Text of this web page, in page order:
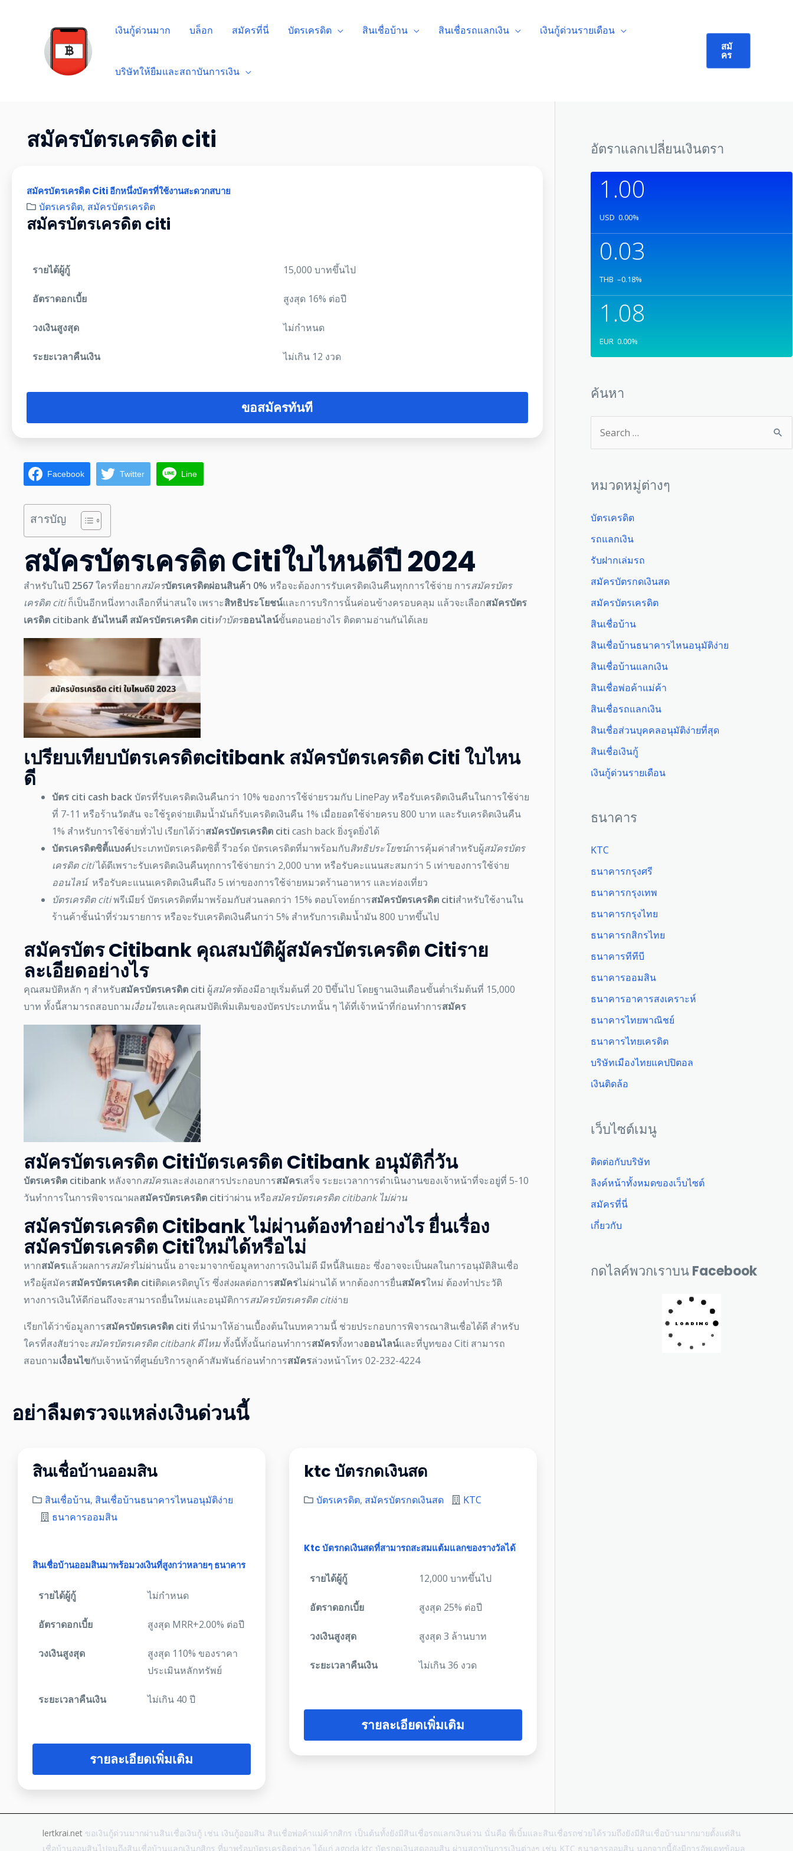
เงินกู้ด่วนมาก บล็อก สมัครที่นี่ บัตรเครดิต สินเชื่อบ้าน สินเชื่อรถแลกเงิน เงินกู้ด่วนรายเดือน
บริษัทให้ยืมและสถาบันการเงิน
สมั
คร
สมัครบัตรเครดิต citi
สมัครบัตรเครดิต Citi อีกหนึ่งบัตรที่ใช้งานสะดวกสบาย
บัตรเครดิต, สมัครบัตรเครดิต
สมัครบัตรเครดิต citi
รายได้ผู้กู้ 15,000 บาทขึ้นไป
อัตราดอกเบี้ย สูงสุด 16% ต่อปี
วงเงินสูงสุด ไม่กำหนด
ระยะเวลาคืนเงิน ไม่เกิน 12 งวด
ขอสมัครทันที
Facebook Twitter Line
สารบัญ
สมัครบัตรเครดิต Citiใบไหนดีปี2024
สำหรับในปี 2567ใครที่อยากสมัครบัตรเครดิตผ่อนสินค้า 0% หรือจะต้องการรับเครดิตเงินคืนทุกการใช้จ่าย การสมัครบัตร
เครดิต citi ก็เป็นอีกหนึ่งทางเลือกที่น่าสนใจ เพราะสิทธิประโยชน์และการบริการนั้นค่อนข้างครอบคลุม แล้วจะเลือกสมัครบัตร
เครดิต citibank อันไหนดี สมัครบัตรเครดิต citiทำบัตรออนไลน์ขั้นตอนอย่างไร ติดตามอ่านกันได้เลย
เปรียบเทียบบัตรเครดิตCitibankสมัครบัตรเครดิต Citi ใบไหน
ดี
บัตร citi cash backบัตรที่รับเครดิตเงินคืนกว่า 10% ของการใช้จ่ายรวมกับ LinePay หรือรับเครดิตเงินคืนในการใช้จ่าย
ที่ 7-11 หรือร้านวัตสัน จะใช้รูดจ่ายเติมน้ำมันก็รับเครดิตเงินคืน 1% เมื่อยอดใช้จ่ายครบ 800 บาท และรับเครดิตเงินคืน
1% สำหรับการใช้จ่ายทั่วไป เรียกได้ว่าสมัครบัตรเครดิต citi cash backยิ่งรูดยิ่งได้
บัตรเครดิตซิตี้แบงค์ประเภทบัตรเครดิตซิตี้ รีวอร์ด บัตรเครดิตที่มาพร้อมกับสิทธิประโยชน์การคุ้มค่าสำหรับผู้สมัครบัตร
เครดิต citiได้ดีเพราะรับเครดิตเงินคืนทุกการใช้จ่ายกว่า 2,000 บาท หรือรับคะแนนสะสมกว่า 5 เท่าของการใช้จ่าย
ออนไลน์หรือรับคะแนนเครดิตเงินคืนถึง 5 เท่าของการใช้จ่ายหมวดร้านอาหาร และท่องเที่ยว
บัตรเครดิต citiพรีเมียร์ บัตรเครดิตที่มาพร้อมกับส่วนลดกว่า 15% ตอบโจทย์การสมัครบัตรเครดิต citiสำหรับใช้งานใน
ร้านค้าชั้นนำที่ร่วมรายการ หรือจะรับเครดิตเงินคืนกว่า 5% สำหรับการเติมน้ำมัน 800 บาทขึ้นไป
สมัครบัตร Citibank คุณสมบัติผู้สมัครบัตรเครดิต Citiราย
ละเอียดอย่างไร
คุณสมบัติหลัก ๆ สำหรับสมัครบัตรเครดิต citi ผู้สมัครต้องมีอายุเริ่มต้นที่ 20 ปีขึ้นไป โดยฐานเงินเดือนขั้นต่ำเริ่มต้นที่ 15,000
บาท ทั้งนี้สามารถสอบถามเงื่อนไขและคุณสมบัติเพิ่มเติมของบัตรประเภทนั้น ๆ ได้ที่เจ้าหน้าที่ก่อนทำการสมัคร
สมัครบัตรเครดิต Citiบัตรเครดิต Citibank อนุมัติกี่วัน
บัตรเครดิต citibank หลังจากสมัครและส่งเอกสารประกอบการสมัครเสร็จ ระยะเวลาการดำเนินงานของเจ้าหน้าที่จะอยู่ที่ 5-10
วันทำการในการพิจารณาผลสมัครบัตรเครดิต citiว่าผ่าน หรือสมัครบัตรเครดิต citibank ไม่ผ่าน
สมัครบัตรเครดิต Citibank ไม่ผ่านต้องทำอย่างไร ยื่นเรื่อง
สมัครบัตรเครดิต Citiใหม่ได้หรือไม่
หากสมัครแล้วผลการสมัครไม่ผ่านนั้น อาจะมาจากข้อมูลทางการเงินไม่ดี มีหนี้สินเยอะ ซึ่งอาจจะเป็นผลในการอนุมัติสินเชื่อ
หรือผู้สมัครสมัครบัตรเครดิต citiติดเครดิตบูโร ซึ่งส่งผลต่อการสมัครไม่ผ่านได้ หากต้องการยื่นสมัครใหม่ ต้องทำประวัติ
ทางการเงินให้ดีก่อนถึงจะสามารถยื่นใหม่และอนุมัติการสมัครบัตรเครดิต citiง่าย
เรียกได้ว่าข้อมูลการสมัครบัตรเครดิต citi ที่นำมาให้อ่านเบื้องต้นในบทความนี้ ช่วยประกอบการพิจารณาสินเชื่อได้ดี สำหรับ
ใครที่สงสัยว่าจะสมัครบัตรเครดิต citibank ดีไหมทั้งนี้ทั้งนั้นก่อนทำการสมัครทั้งทางออนไลน์และที่บูทของ Citi สามารถ
สอบถามเงื่อนไขกับเจ้าหน้าที่ศูนย์บริการลูกค้าสัมพันธ์ก่อนทำการสมัครล่วงหน้าโทร 02-232-4224
อย่าลืมตรวจแหล่งเงินด่วนนี้
สินเชื่อบ้านออมสิน
สินเชื่อบ้าน, สินเชื่อบ้านธนาคารไหนอนุมัติง่าย
ธนาคารออมสิน
สินเชื่อบ้านออมสินมาพร้อมวงเงินที่สูงกว่าหลายๆ ธนาคาร
รายได้ผู้กู้ ไม่กำหนด
อัตราดอกเบี้ย สูงสุด MRR+2.00% ต่อปี
วงเงินสูงสุด
สูงสุด 110% ของราคา
ประเมินหลักทรัพย์
ระยะเวลาคืนเงิน ไม่เกิน 40 ปี
รายละเอียดเพิ่มเติม
ktc บัตรกดเงินสด
บัตรเครดิต, สมัครบัตรกดเงินสด KTC
Ktc บัตรกดเงินสดที่สามารถสะสมแต้มแลกของรางวัลได้
รายได้ผู้กู้ 12,000 บาทขึ้นไป
อัตราดอกเบี้ย สูงสุด 25% ต่อปี
วงเงินสูงสุด สูงสุด 3 ล้านบาท
ระยะเวลาคืนเงิน ไม่เกิน 36 งวด
รายละเอียดเพิ่มเติม
อัตราแลกเปลี่ยนเงินตรา
1.00
USD 0.00%
0.03
THB –0.18%
1.08
EUR 0.00%
ค้นหา
หมวดหมู่ต่างๆ
บัตรเครดิต
รถแลกเงิน
รับฝากเล่มรถ
สมัครบัตรกดเงินสด
สมัครบัตรเครดิต
สินเชื่อบ้าน
สินเชื่อบ้านธนาคารไหนอนุมัติง่าย
สินเชื่อบ้านแลกเงิน
สินเชื่อพ่อค้าแม่ค้า
สินเชื่อรถแลกเงิน
สินเชื่อส่วนบุคคลอนุมัติง่ายที่สุด
สินเชื่อเงินกู้
เงินกู้ด่วนรายเดือน
ธนาคาร
KTC
ธนาคารกรุงศรี
ธนาคารกรุงเทพ
ธนาคารกรุงไทย
ธนาคารกสิกรไทย
ธนาคารทีทีบี
ธนาคารออมสิน
ธนาคารอาคารสงเคราะห์
ธนาคารไทยพาณิชย์
ธนาคารไทยเครดิต
บริษัทเมืองไทยแคปปิตอล
เงินติดล้อ
เว็บไซต์เมนู
ติดต่อกับบริษัท
ลิงค์หน้าทั้งหมดของเว็บไซต์
สมัครที่นี่
เกี่ยวกับ
กดไลค์พวกเราบน Facebook
lertkrai.net ขอเงินกู้ด่วนมากผ่านสินเชื่อเงินกู้ เช่น เงินกู้ออมสิน สินเชื่อพ่อค้าแม่ค้ากสิกร เป็นต้นทั้งยังมีสินเชื่อรถแลกเงินด่วน นั่นคือ พี่เบิ้มและสินเชื่อรถช่วยได้รวมถึงยังมีสินเชื่อบ้านมากมายตั้งแต่สิน
เชื่อบ้านออมสินไปจนถึงสินเชื่อบ้านแลกเงินกสิกร ที่มาพร้อมบัตรเครดิตต่างๆ ได้แก่ agoda ktc บัตรกดเงินสดออมสิน ผ่านสถาบันการเงินต่างๆ เช่น KTC ธนาคารออมสิน นอกจากนี้ยังมีการอัพเดทข้อมูล